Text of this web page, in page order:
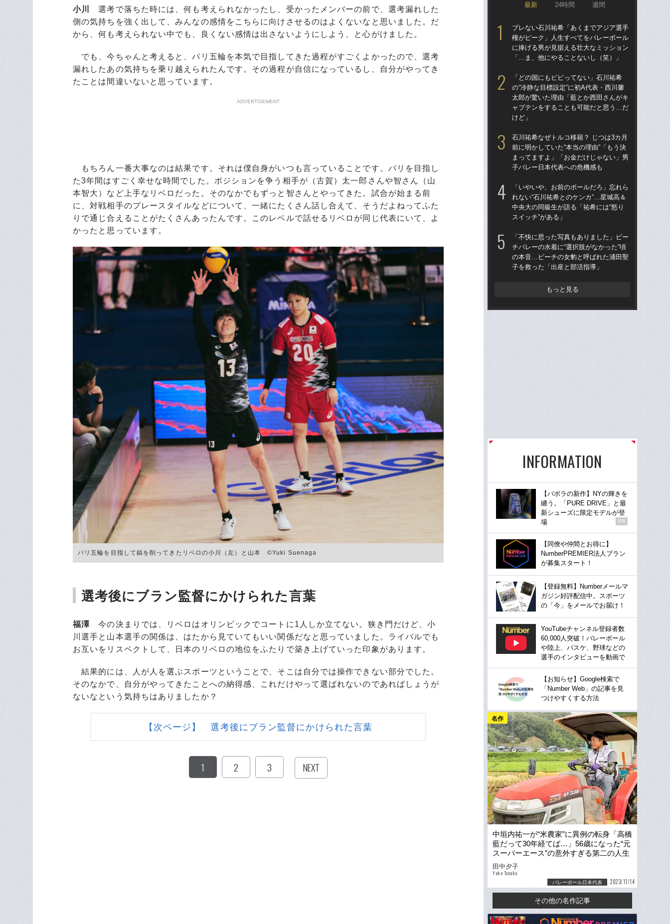
小川
選考で落ちた時には、何も考えられなかったし、受かったメンバーの前で、選考漏れした
側の気持ちを強く出して、みんなの感情をこちらに向けさせるのはよくないなと思いました。だ
から、何も考えられない中でも、良くない感情は出さないようにしよう、と心がけました。
でも、今ちゃんと考えると、パリ五輪を本気で目指してきた過程がすごくよかったので、選考
漏れしたあの気持ちを乗り越えられたんです。その過程が自信になっているし、自分がやってき
たことは間違いないと思っています。
ADVERTISEMENT
もちろん一番大事なのは結果です。それは僕自身がいつも言っていることです。パリを目指し
た3年間はすごく幸せな時間でした。ポジションを争う相手が（古賀）太一郎さんや智さん（山
本智大）など上手なリベロだった。そのなかでもずっと智さんとやってきた。試合が始まる前
に、対戦相手のプレースタイルなどについて、一緒にたくさん話し合えて、そうだよねってふた
りで通じ合えることがたくさんあったんです。このレベルで話せるリベロが同じ代表にいて、よ
かったと思っています。
パリ五輪を目指して鎬を削ってきたリベロの小川（左）と山本 ©︎Yuki Suenaga
選考後にブラン監督にかけられた言葉
福澤 今の決まりでは、リベロはオリンピックでコートに1人しか立てない。狭き門だけど、小
川選手と山本選手の関係は、はたから見ていてもいい関係だなと思っていました。ライバルでも
お互いをリスペクトして、日本のリベロの地位をふたりで築き上げていった印象があります。
結果的には、人が人を選ぶスポーツということで、そこは自分では操作できない部分でした。
そのなかで、自分がやってきたことへの納得感、これだけやって選ばれないのであればしょうが
ないなという気持ちはありましたか？
【次ページ】 選考後にブラン監督にかけられた言葉
1 2 3 NEXT
最新 24時間 週間
ブレない石川祐希「あくまでアジア選手
権がピーク」人生すべてをバレーボール
に捧げる男が見据える壮大なミッション
「…ま、他にやることないし（笑）」
「どの国にもビビってない」石川祐希
の“冷静な目標設定”に初A代表・西川馨
太郎が驚いた理由「藍とか西田さんがキ
ャプテンをすることも可能だと思う…だ
けど」
石川祐希なぜトルコ移籍？ じつは3カ月
前に明かしていた“本当の理由”「もう決
まってますよ」「お金だけじゃない」男
子バレー日本代表への危機感も
「いやいや、お前のボールだろ」忘れら
れない“石川祐希とのケンカ”…星城高＆
中央大の同級生が語る「祐希には“怒り
スイッチ”がある」
「不快に思った写真もありました」ビー
チバレーの水着に“選択肢がなかった”頃
の本音…ビーチの女豹と呼ばれた浦田聖
子を救った「出産と部活指導」
もっと見る
INFORMATION
【バボラの新作】NYの輝きを
纏う。「PURE DRIVE」と最
新シューズに限定モデルが登
場
PR
【同僚や仲間とお得に】
NumberPREMIER法人プラン
が募集スタート！
【登録無料】Numberメールマ
ガジン好評配信中。スポーツ
の「今」をメールでお届け！
YouTubeチャンネル登録者数
60,000人突破！バレーボール
や陸上、バスケ、野球などの
選手のインタビューを動画で
【お知らせ】Google検索で
「Number Web」の記事を見
つけやすくする方法
名作
中垣内祐一が“米農家”に異例の転身「高橋
藍だって30年経てば…」56歳になった“元
スーパーエース”の意外すぎる第二の人生
田中夕子
Yuko Tanaka
バレーボール日本代表 2023/11/14
その他の名作記事